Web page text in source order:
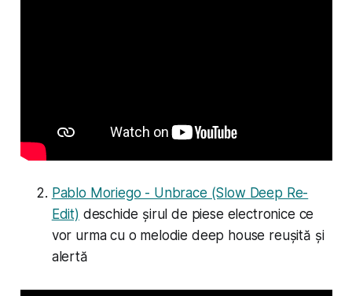
Pablo Moriego - Unbrace (Slow Deep Re-
Edit) deschide șirul de piese electronice ce
vor urma cu o melodie deep house reușită și
alertă